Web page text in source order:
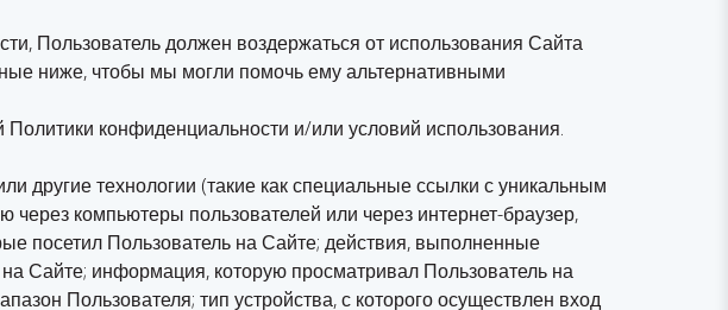
Пользователь должен воздержаться от использования Сайта
ниже, чтобы мы могли помочь ему альтернативными
конфиденциальности и/или условий использования.
технологии (такие как специальные ссылки с уникальным
компьютеры пользователей или через интернет-браузер,
посетил Пользователь на Сайте; действия, выполненные
Сайте; информация, которую просматривал Пользователь на
Пользователя; тип устройства, с которого осуществлен вход